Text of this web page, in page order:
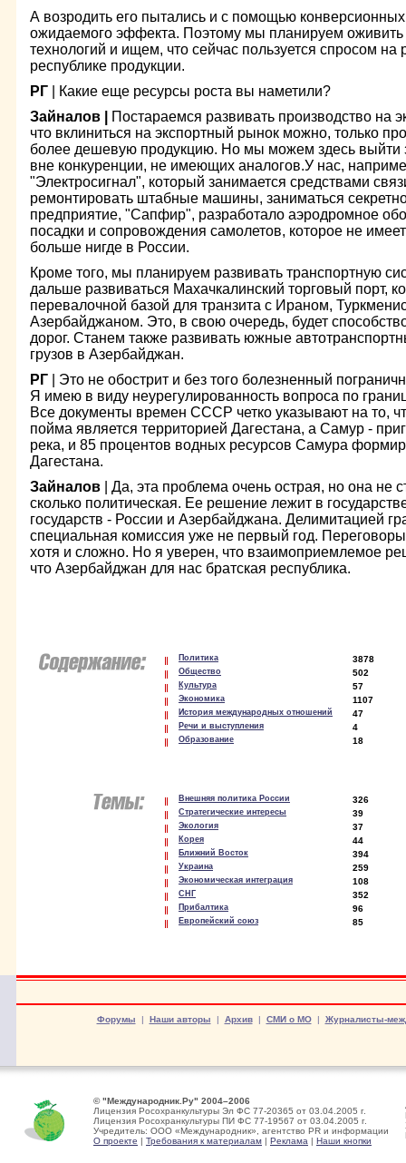
А возродить его пытались и с помощью
ожидаемого эффекта. Поэтому мы планируем оживить
технологий и ищем, что сейчас пользуется спросом
республике продукции.
РГ | Какие еще ресурсы роста вы наметили?
Зайналов |
Постараемся развивать производство на
что вклиниться на экспортный рынок можно, только
более дешевую продукцию. Но мы можем здесь выйти
вне конкуренции, не имеющих аналогов.У нас,
"Электросигнал", который занимается средствами
ремонтировать штабные машины, заниматься
предприятие, "Сапфир", разработало аэродромное
посадки и сопровождения самолетов, которое не
больше нигде в России.
Кроме того, мы планируем развивать транспортную
дальше развиваться Махачкалинский торговый порт,
перевалочной базой для транзита с Ираном,
Азербайджаном. Это, в свою очередь, будет
дорог. Станем также развивать южные
грузов в Азербайджан.
РГ | Это не обострит и без того болезненный
Я имею в виду неурегулированность вопроса по
Все документы времен СССР четко указывают на то,
пойма является территорией Дагестана, а Самур -
река, и 85 процентов водных ресурсов Самура
Дагестана.
Зайналов | Да, эта проблема очень острая, но она не
сколько политическая. Ее решение лежит в
государств - России и Азербайджана. Делимитацией
специальная комиссия уже не первый год.
хотя и сложно. Но я уверен, что взаимоприемлемое
что Азербайджан для нас братская республика.
Политика 3878
Общество 502
Культура 57
Экономика 1107
История международных отношений 47
Речи и выступления 4
Образование 18
Внешняя политика России 326
Стратегические интересы 39
Экология 37
Корея 44
Ближний Восток 394
Украина 259
Экономическая интеграция 108
СНГ 352
Прибалтика 96
Европейский союз 85
Форумы | Наши авторы | Архив| СМИ о МО| Журналисты-
© "Международник.Ру" 2004–2006
Лицензия Росохранкультуры Эл ФС 77-20365 от 03.04.2005 г.
Лицензия Росохранкультуры ПИ ФС 77-19567 от 03.04.2005 г.
Учредитель: ООО «Международник», агентство PR и информации
О проекте | Требования к материалам | Реклама | Наши кнопки